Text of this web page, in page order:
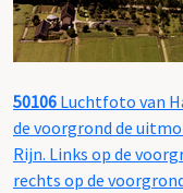
50106 Luchtfoto van
de voorgrond de
Rijn. Links op de
rechts op de